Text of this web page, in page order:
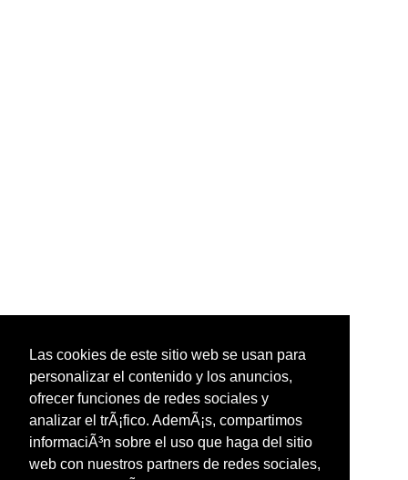
Las cookies de este sitio web se usan para
personalizar el contenido y los anuncios,
ofrecer funciones de redes sociales y
analizar el trÃ¡fico. AdemÃ¡s, compartimos
informaciÃ³n sobre el uso que haga del sitio
web con nuestros partners de redes sociales,